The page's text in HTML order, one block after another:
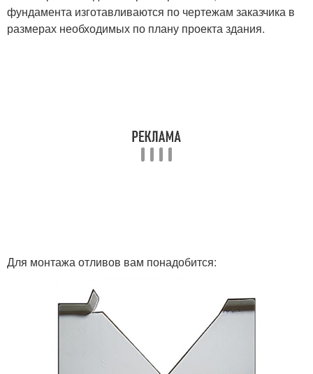
фундамента изготавливаются по чертежам заказчика в
размерах необходимых по плану проекта здания.
Для монтажа отливов вам понадобится: